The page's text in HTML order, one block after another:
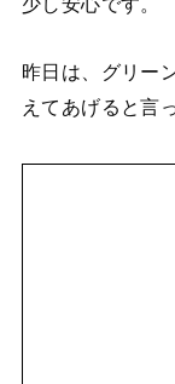
昨日は、グリー
えてあげると言